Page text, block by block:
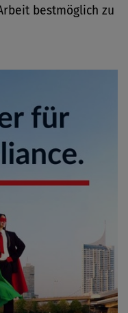
bestmöglich zu